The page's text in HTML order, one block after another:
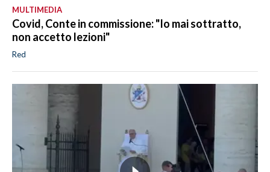
MULTIMEDIA
Covid, Conte in commissione: "Io mai sottratto,
non accetto lezioni"
Red